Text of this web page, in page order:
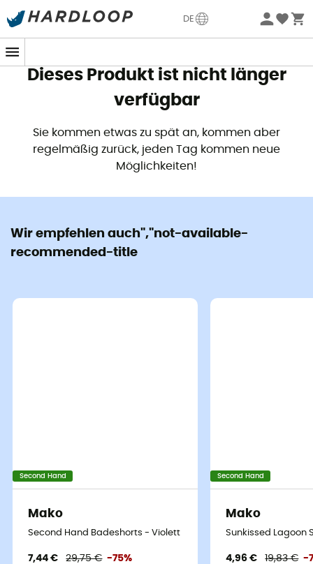
DE
Sommerangebote🔥 -5% EXTRA ab 2 Produkten* Code
Dieses Produkt ist nicht länger
verfügbar
Sie kommen etwas zu spät an, kommen aber
regelmäßig zurück, jeden Tag kommen neue
Möglichkeiten!
Wir empfehlen auch","not-available-
recommended-title
Second Hand
Mako
Second Hand Badeshorts - Violett - Tour de taille 70-75 cm
7,44 € 29,75 € -75%
Second Hand
Mako
Sunkissed Lagoon
4,96 € 19,83 € -